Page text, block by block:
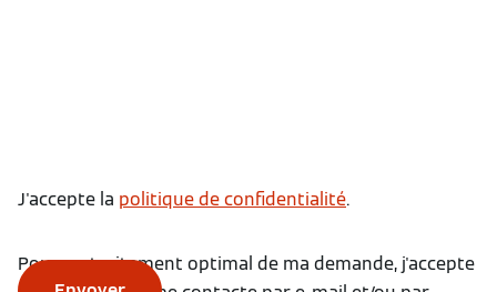
J'accepte la politique de confidentialité.
Pour un traitement optimal de ma demande, j'accepte